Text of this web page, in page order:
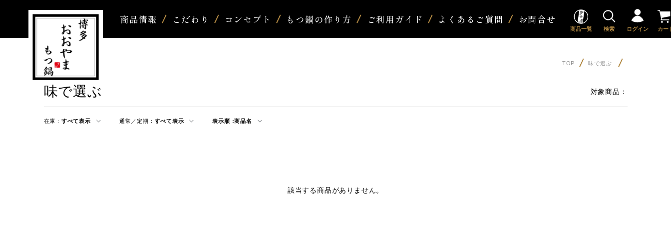
商品情報 こだわり コンセプト もつ鍋の作り方 ご利用ガイド よくあるご質問 お問合せ
商品一覧 検索 ログイン カー
TOP 味で選ぶ
味で選ぶ 対象商品：
在庫： すべて表示 通常／定期： すべて表示 表示順 :商品名
該当する商品がありません。